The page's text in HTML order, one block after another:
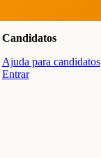
Candidatos
Ajuda para candidatos
Entrar